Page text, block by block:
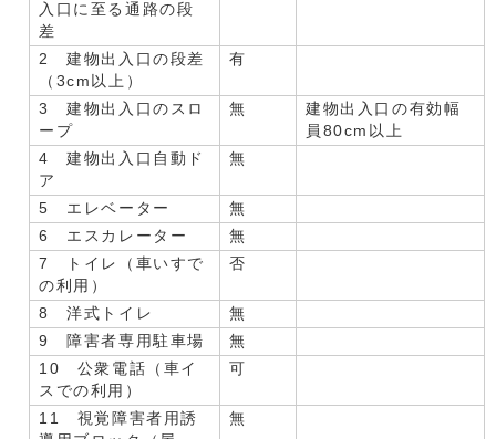
入口に至る通路の段
差
2 建物出入口の段差
（3cm以上）
有
3 建物出入口のスロ
ープ
無
建物出入口の有効幅
員80cm以上
4 建物出入口自動ド
ア
無
5 エレベーター
無
6 エスカレーター
無
7 トイレ（車いすで
の利用）
否
8 洋式トイレ
無
9 障害者専用駐車場
無
10 公衆電話（車イ
スでの利用）
可
11 視覚障害者用誘
無